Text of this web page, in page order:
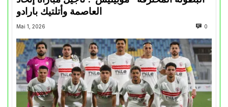
العاصمة وأتلتيك بارادو
Mai 1, 2026 0